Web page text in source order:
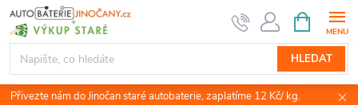
Přejít
na
obsah
HLEDAT
NÁKUPNÍ
KOŠÍK
Přivezte nám do Jinočan staré autobaterie, zaplatíme 12 Kč/ kg.